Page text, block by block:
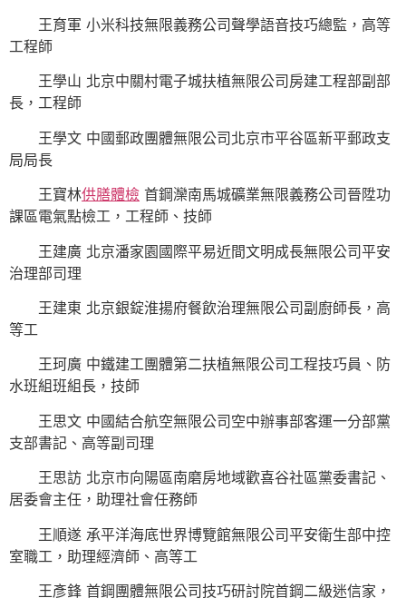
王育軍 小米科技無限義務公司聲學語音技巧總監，高等
工程師
王學山 北京中關村電子城扶植無限公司房建工程部副部
長，工程師
王學文 中國郵政團體無限公司北京市平谷區新平郵政支
局局長
王寶林供膳體檢 首鋼灤南馬城礦業無限義務公司晉陞功
課區電氣點檢工，工程師、技師
王建廣 北京潘家園國際平易近間文明成長無限公司平安
治理部司理
王建東 北京銀錠淮揚府餐飲治理無限公司副廚師長，高
等工
王珂廣 中鐵建工團體第二扶植無限公司工程技巧員、防
水班組班組長，技師
王思文 中國結合航空無限公司空中辦事部客運一分部黨
支部書記、高等副司理
王思訪 北京市向陽區南磨房地域歡喜谷社區黨委書記、
居委會主任，助理社會任務師
王順遂 承平洋海底世界博覽館無限公司平安衛生部中控
室職工，助理經濟師、高等工
王彥鋒 首鋼團體無限公司技巧研討院首鋼二級迷信家，